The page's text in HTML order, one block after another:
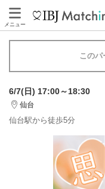
メニュー
このパ
6/7(日) 17:00～18:30
仙台
仙台駅から徒歩5分